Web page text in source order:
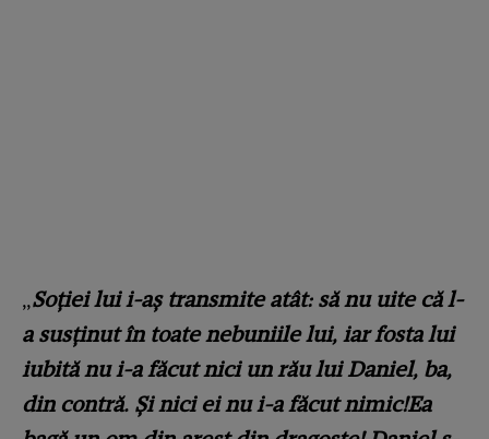
„Soției lui i-aș transmite atât: să nu uite că l-
a susținut în toate nebuniile lui, iar fosta lui
iubită nu i-a făcut nici un rău lui Daniel, ba,
din contră. Și nici ei nu i-a făcut nimic!Ea